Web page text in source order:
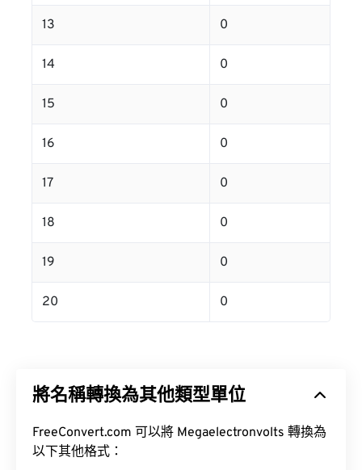
13 0
14 0
15 0
16 0
17 0
18 0
19 0
20 0
將名稱轉換為其他類型單位
FreeConvert.com 可以將 Megaelectronvolts 轉換為
以下其他格式：